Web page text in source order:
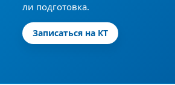
ли подготовка.
Записаться на КТ